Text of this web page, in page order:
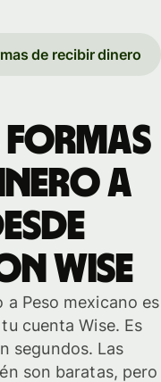
de recibir dinero
formas
a
WISE
a Peso mexicano es
cuenta Wise. Es
segundos. Las
son baratas, pero